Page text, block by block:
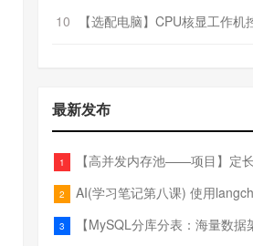
10
【选配电脑】CPU核显工作机控制预算
最新发布
1 【高并发内存池——项目】定长内存池——开胃小菜
2 AI(学习笔记第八课) 使用langchain的embedding
3
【MySQL分库分表：海量数据架构的终极解决方